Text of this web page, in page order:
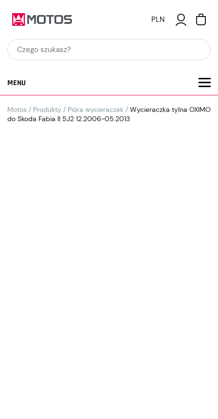
PLN
MENU
Motos / Produkty / Pióra wycieraczek / Wycieraczka tylna OXIMO
do Skoda Fabia II 5J2 12.2006-05.2013